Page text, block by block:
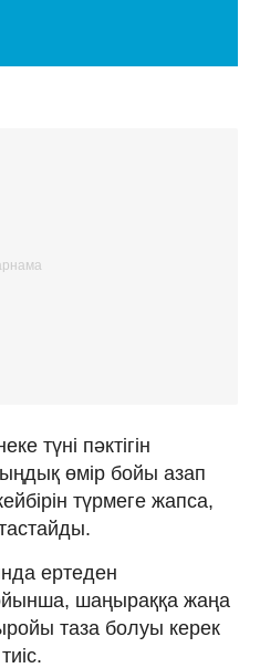
түні пәктігін
өмір бойы азап
түрмеге жапса,
тастайды.
ертеден
шаңыраққа жаңа
таза болуы керек